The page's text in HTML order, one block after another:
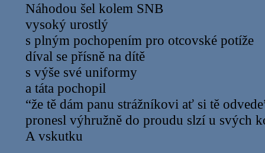
Náhodou šel kolem SNB
vysoký urostlý
s plným pochopením pro otcovské potíže
díval se přísně na dítě
s výše své uniformy
a táta pochopil
“že tě dám panu strážníkovi ať si tě
pronesl výhružně do proudu slzí u svých
A vskutku